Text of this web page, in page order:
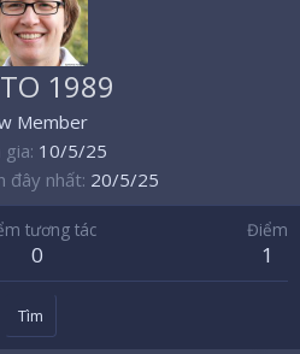
1989
Member
gia 10/5/25
đây nhất 20/5/25
tương tác
0
Điểm
1
Tìm